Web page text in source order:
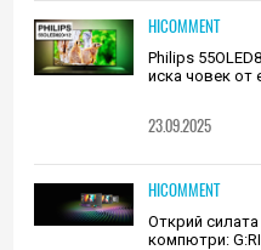
HICOMMENT
Philips
иска човек
23.09.2025
HICOMMENT
Открий силата
компютри: